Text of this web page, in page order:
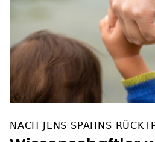
Wissenschaftler